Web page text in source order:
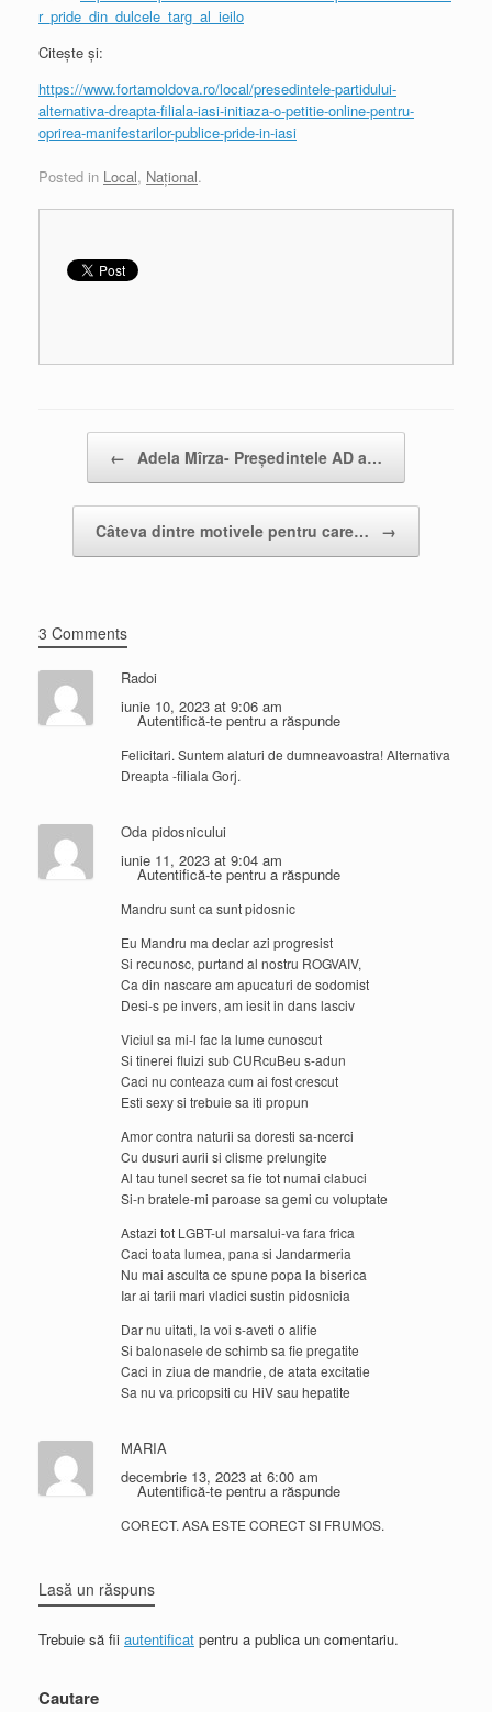
r_pride_din_dulcele_targ_al_ieilo
Citește și:
https://www.fortamoldova.ro/local/presedintele-partidului-
alternativa-dreapta-filiala-iasi-initiaza-o-petitie-online-pentru-
oprirea-manifestarilor-publice-pride-in-iasi
Posted in Local, Național.
← Adela Mîrza- Președintele AD a…
Câteva dintre motivele pentru care… →
3 Comments
Radoi
iunie 10, 2023 at 9:06 am
Autentifică-te pentru a răspunde
Felicitari. Suntem alaturi de dumneavoastra! Alternativa
Dreapta -filiala Gorj.
Oda pidosnicului
iunie 11, 2023 at 9:04 am
Autentifică-te pentru a răspunde
Mandru sunt ca sunt pidosnic
Eu Mandru ma declar azi progresist
Si recunosc, purtand al nostru ROGVAIV,
Ca din nascare am apucaturi de sodomist
Desi-s pe invers, am iesit in dans lasciv
Viciul sa mi-l fac la lume cunoscut
Si tinerei fluizi sub CURcuBeu s-adun
Caci nu conteaza cum ai fost crescut
Esti sexy si trebuie sa iti propun
Amor contra naturii sa doresti sa-ncerci
Cu dusuri aurii si clisme prelungite
Al tau tunel secret sa fie tot numai clabuci
Si-n bratele-mi paroase sa gemi cu voluptate
Astazi tot LGBT-ul marsalui-va fara frica
Caci toata lumea, pana si Jandarmeria
Nu mai asculta ce spune popa la biserica
Iar ai tarii mari vladici sustin pidosnicia
Dar nu uitati, la voi s-aveti o alifie
Si balonasele de schimb sa fie pregatite
Caci in ziua de mandrie, de atata excitatie
Sa nu va pricopsiti cu HiV sau hepatite
MARIA
decembrie 13, 2023 at 6:00 am
Autentifică-te pentru a răspunde
CORECT. ASA ESTE CORECT SI FRUMOS.
Lasă un răspuns
Trebuie să fii autentificat pentru a publica un comentariu.
Cautare